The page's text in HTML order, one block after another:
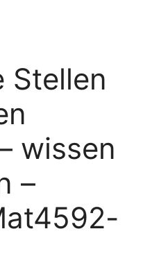
Stellen
wissen
–